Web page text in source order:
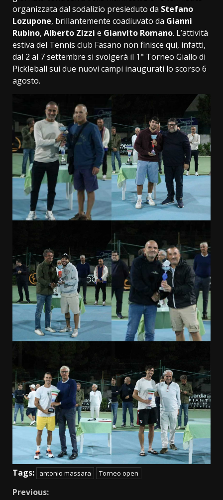
organizzata dal sodalizio presieduto da Stefano
Lozupone, brillantemente coadiuvato da Gianni
Rubino, Alberto Zizzi e Gianvito Romano. L’attività
estiva del Tennis club Fasano non finisce qui, infatti,
dal 2 al 7 settembre si svolgerà il 1° Torneo Giallo di
Pickleball sui due nuovi campi inaugurati lo scorso 6
agosto.
Tags: antonio massara Torneo open
Continue
Previous: